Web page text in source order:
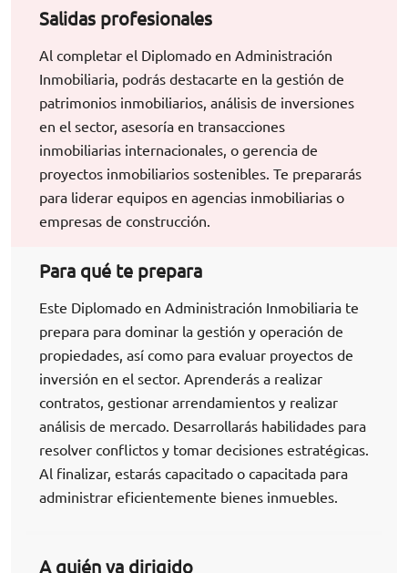
Salidas profesionales
Al completar el Diplomado en Administración
Inmobiliaria, podrás destacarte en la gestión de
patrimonios inmobiliarios, análisis de inversiones
en el sector, asesoría en transacciones
inmobiliarias internacionales, o gerencia de
proyectos inmobiliarios sostenibles. Te prepararás
para liderar equipos en agencias inmobiliarias o
empresas de construcción.
Para qué te prepara
Este Diplomado en Administración Inmobiliaria te
prepara para dominar la gestión y operación de
propiedades, así como para evaluar proyectos de
inversión en el sector. Aprenderás a realizar
contratos, gestionar arrendamientos y realizar
análisis de mercado. Desarrollarás habilidades para
resolver conflictos y tomar decisiones estratégicas.
Al finalizar, estarás capacitado o capacitada para
administrar eficientemente bienes inmuebles.
A quién va dirigido